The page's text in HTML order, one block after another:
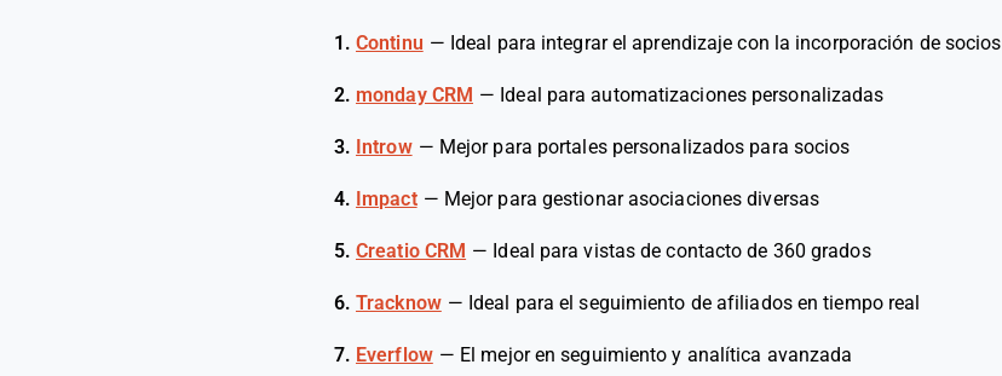
1. Continu — Ideal para integrar el aprendizaje con la incorporación de socios
2. monday CRM — Ideal para automatizaciones personalizadas
3. Introw — Mejor para portales personalizados para socios
4. Impact — Mejor para gestionar asociaciones diversas
5. Creatio CRM — Ideal para vistas de contacto de 360 grados
6. Tracknow — Ideal para el seguimiento de afiliados en tiempo real
7. Everflow — El mejor en seguimiento y analítica avanzada